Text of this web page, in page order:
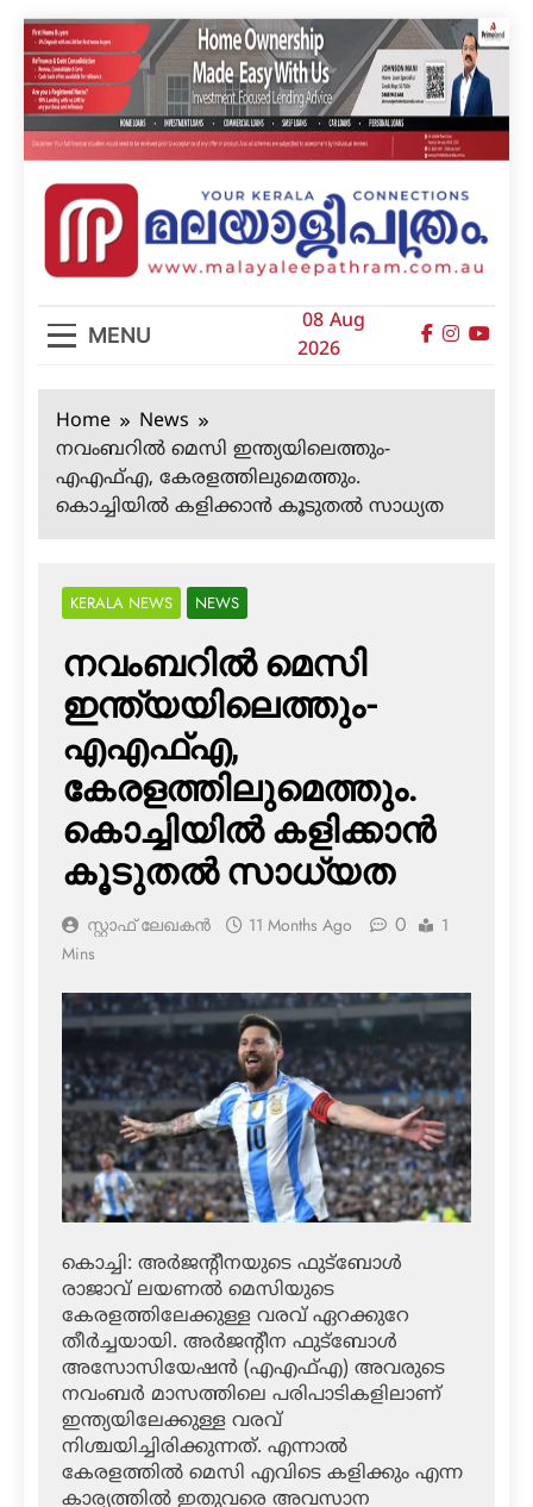
Skip
to
content
മലയാളിപത്രം
MENU
08 Aug
2026
Home
News
നവംബറില്‍ മെസി ഇന്ത്യയിലെത്തും-
എഎഫ്എ, കേരളത്തിലുമെത്തും.
കൊച്ചിയില്‍ കളിക്കാന്‍ കൂടുതല്‍ സാധ്യത
KERALA NEWS NEWS
നവംബറില്‍ മെസി
ഇന്ത്യയിലെത്തും-
എഎഫ്എ,
കേരളത്തിലുമെത്തും.
കൊച്ചിയില്‍ കളിക്കാന്‍
കൂടുതല്‍ സാധ്യത
സ്റ്റാഫ് ലേഖകൻ 11 Months Ago 0
1
Mins
കൊച്ചി: അര്‍ജന്റീനയുടെ ഫുട്‌ബോള്‍
രാജാവ് ലയണല്‍ മെസിയുടെ
കേരളത്തിലേക്കുള്ള വരവ് ഏറക്കുറേ
തീര്‍ച്ചയായി. അര്‍ജന്റീന ഫുട്‌ബോള്‍
അസോസിയേഷന്‍ (എഎഫ്എ) അവരുടെ
നവംബര്‍ മാസത്തിലെ പരിപാടികളിലാണ്
ഇന്ത്യയിലേക്കുള്ള വരവ്
നിശ്ചയിച്ചിരിക്കുന്നത്. എന്നാല്‍
കേരളത്തില്‍ മെസി എവിടെ കളിക്കും എന്ന
കാര്യത്തില്‍ ഇതുവരെ അവസാന